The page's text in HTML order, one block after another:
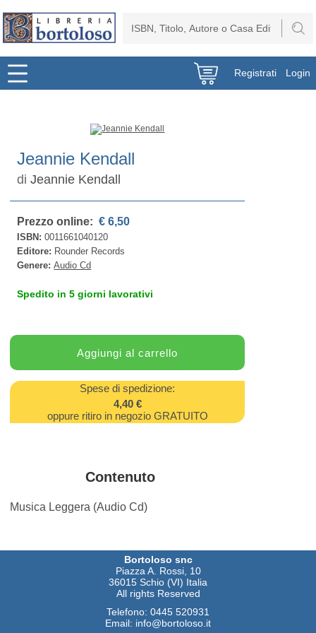
Registrati Login
Jeannie Kendall
diJeannie Kendall
Prezzo online: € 6,50
ISBN:0011661040120
Editore: Rounder Records
Genere:Audio Cd
Spedito in 5 giorni lavorativi
Spese di spedizione:
4,40 €
oppure ritiro in negozio GRATUITO
Contenuto
Musica Leggera (Audio Cd)
Bortoloso snc
Piazza A. Rossi, 10
36015 Schio (VI) Italia
All rights Reserved
Telefono: 0445 520931
Email: info@bortoloso.it